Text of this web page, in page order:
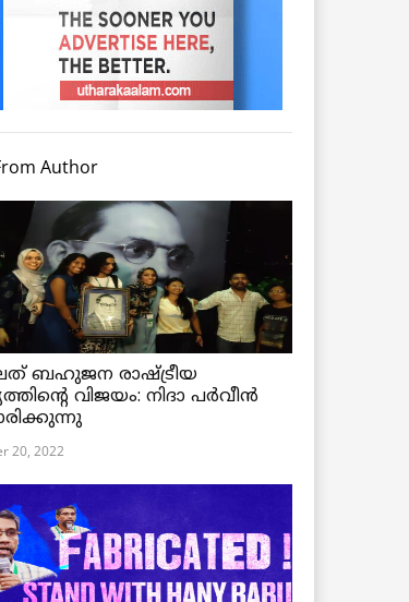
Author
ബഹുജന രാഷ്ട്രീയ
വിജയം: നിദാ പർവീൻ
20, 2022